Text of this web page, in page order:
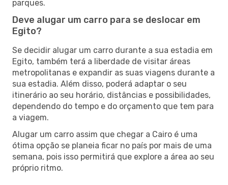
parques.
Deve alugar um carro para se deslocar em
Egito?
Se decidir alugar um carro durante a sua estadia em
Egito, também terá a liberdade de visitar áreas
metropolitanas e expandir as suas viagens durante a
sua estadia. Além disso, poderá adaptar o seu
itinerário ao seu horário, distâncias e possibilidades,
dependendo do tempo e do orçamento que tem para
a viagem.
Alugar um carro assim que chegar a Cairo é uma
ótima opção se planeia ficar no país por mais de uma
semana, pois isso permitirá que explore a área ao seu
próprio ritmo.